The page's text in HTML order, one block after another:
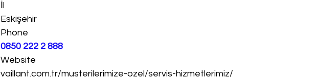
İl
Eskişehir
Phone
0850 222 2 888
Website
vaillant.com.tr/musterilerimize-ozel/servis-hizmetlerimiz/